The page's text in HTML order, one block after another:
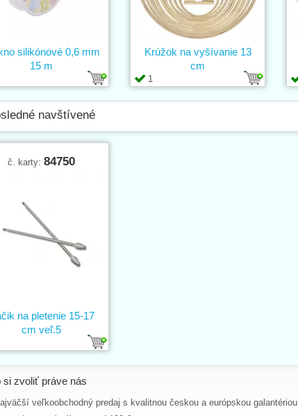
silikónové 0,6 mm
15 m
1
Krúžok na vyšívanie 13
cm
navštívené
č. karty: 84750
na pletenie 15-17
cm veľ.5
si zvoliť práve nás
veľkoobchodný predaj s kvalitnou českou a európskou galantériou